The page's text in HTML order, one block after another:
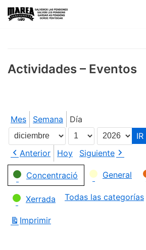
Saltar
Actividades – Eventos
Mes Semana Día
Mes
Día
Año
Anterior
Hoy
Siguiente
Categorías
Concentració General
Xerrada Todas las categorías
Imprimir